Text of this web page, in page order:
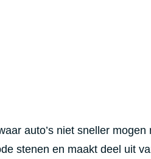
auto’s niet sneller mogen
stenen en maakt deel uit